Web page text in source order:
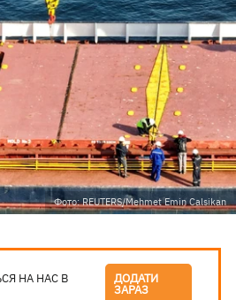
Фото: REUTERS/Mehmet Emin Calsikan​
НА НАС В ДОДАТИ
ЗАРАЗ